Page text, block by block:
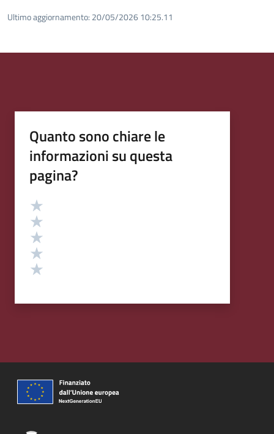
Ultimo aggiornamento: 20/05/2026 10:25.11
Quanto sono chiare le
informazioni su questa
pagina?
Valutazione